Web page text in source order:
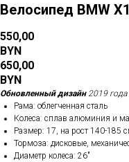
Велосипед BMW
550,00
BYN
650,00
BYN
Обновленный дизайн2019 года
Рама: облегченная сталь
Колеса: сплав алюминия и
Размер: 17, на рост 140-185
Тормоза: дисковые,
Диаметр колеса: 26"